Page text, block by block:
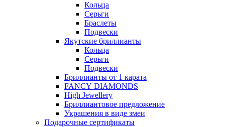
Кольца
Серьги
Браслеты
Подвески
Якутские бриллианты
Кольца
Серьги
Подвески
Бриллианты от 1 карата
FANCY DIAMONDS
High Jewellery
Бриллиантовое предложение
Украшения в виде змеи
Подарочные сертификаты